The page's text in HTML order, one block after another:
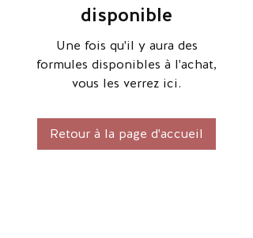
disponible
Une fois qu'il y aura des
formules disponibles à l'achat,
vous les verrez ici.
Retour à la page d'accueil